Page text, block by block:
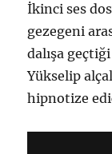
İkinci ses
gezegeni
dalışa
Yükselip
hipnotize